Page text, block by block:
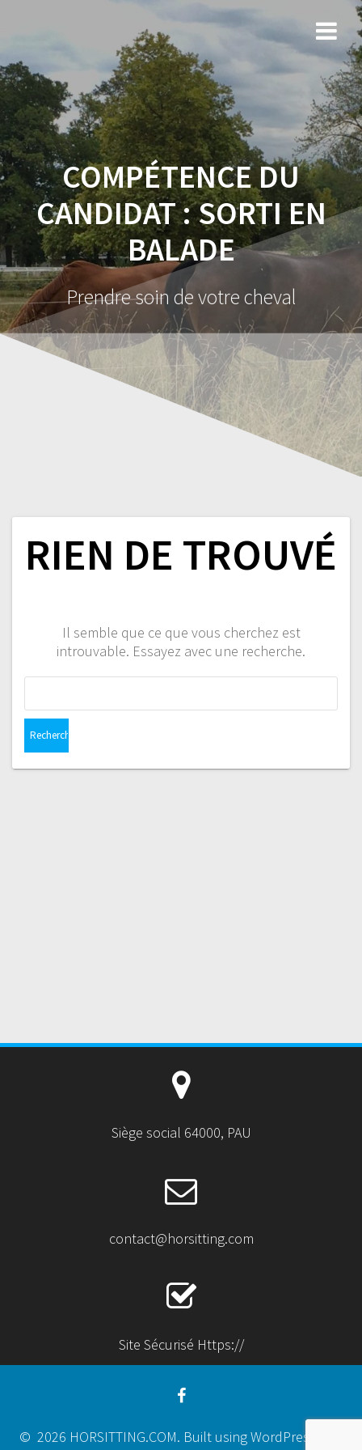
COMPÉTENCE DU
CANDIDAT :SORTI EN
BALADE
Prendre soin de votre cheval
RIEN DE TROUVÉ
Il semble que ce que vous cherchez est
introuvable. Essayez avec une recherche.
Siège social 64000, PAU
contact@horsitting.com
Site Sécurisé Https://
© 2026 HORSITTING.COM. Built using WordPress and